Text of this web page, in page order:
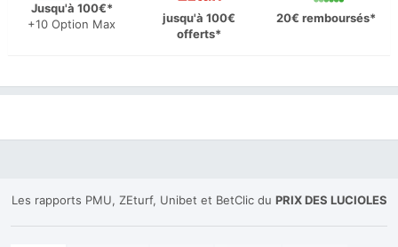
Jusqu'à 100€*
+10 Option Max
jusqu'à 100€
offerts*
20€ remboursés*
Les rapports PMU, ZEturf, Unibet et BetClic du PRIX DES LUCIOLES